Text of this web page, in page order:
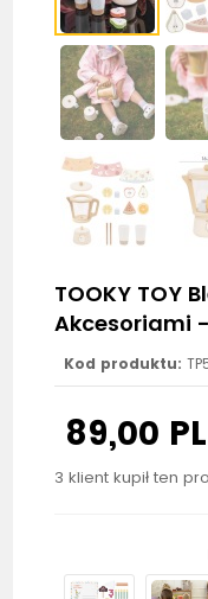
TOOKY TOY
Akcesoriami
Kod produktu:
89,00
3 klient kupił ten